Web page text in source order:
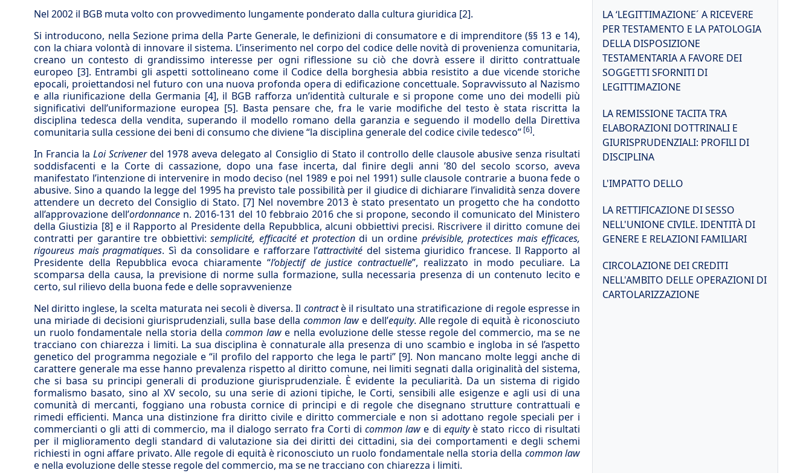
Nel 2002 il BGB muta volto con provvedimento lungamente ponderato dalla cultura giuridica [2].
Si introducono, nella Sezione prima della Parte Generale, le definizioni di consumatore e di imprenditore (§§ 13 e 14),
con la chiara volontà di innovare il sistema. L’inserimento nel corpo del codice delle novità di provenienza comunitaria,
creano un contesto di grandissimo interesse per ogni riflessione su ciò che dovrà essere il diritto contrattuale
europeo [3]. Entrambi gli aspetti sottolineano come il Codice della borghesia abbia resistito a due vicende storiche
epocali, proiettandosi nel futuro con una nuova profonda opera di edificazione concettuale. Sopravvissuto al Nazismo
e alla riunificazione della Germania [4], il BGB rafforza un’identità culturale e si propone come uno dei modelli più
significativi dell’uniformazione europea [5]. Basta pensare che, fra le varie modifiche del testo è stata riscritta la
disciplina tedesca della vendita, superando il modello romano della garanzia e seguendo il modello della Direttiva
comunitaria sulla cessione dei beni di consumo che diviene “la disciplina generale del codice civile tedesco” [6].
In Francia laLoi Scrivenerdel 1978 aveva delegato al Consiglio di Stato il controllo delle clausole abusive senza risultati
soddisfacenti e la Corte di cassazione, dopo una fase incerta, dal finire degli anni ’80 del secolo scorso, aveva
manifestato l’intenzione di intervenire in modo deciso (nel 1989 e poi nel 1991) sulle clausole contrarie a buona fede o
abusive. Sino a quando la legge del 1995 ha previsto tale possibilità per il giudice di dichiarare l’invalidità senza dovere
attendere un decreto del Consiglio di Stato. [7] Nel novembre 2013 è stato presentato un progetto che ha condotto
all’approvazione dell’ordonnance n. 2016-131 del 10 febbraio 2016 che si propone, secondo il comunicato del Ministero
della Giustizia [8] e il Rapporto al Presidente della Repubblica, alcuni obbiettivi precisi. Riscrivere il diritto comune dei
contratti per garantire tre obbiettivi:semplicité, efficacité et protectiondi un ordine prévisible, protectices mais efficaces,
rigoureus mais pragmatiques. Sì da consolidare e rafforzare l’attractivité del sistema giuridico francese. Il Rapporto al
Presidente della Repubblica evoca chiaramente “l’objectif de justice contractuelle”, realizzato in modo peculiare. La
scomparsa della causa, la previsione di norme sulla formazione, sulla necessaria presenza di un contenuto lecito e
certo, sul rilievo della buona fede e delle sopravvenienze
Nel diritto inglese, la scelta maturata nei secoli è diversa. Il contractè il risultato una stratificazione di regole espresse in
una miriade di decisioni giurisprudenziali, sulla base dellacommon lawe dell’equity. Alle regole di equità è riconosciuto
un ruolo fondamentale nella storia dellacommon lawe nella evoluzione delle stesse regole del commercio, ma se ne
tracciano con chiarezza i limiti. La sua disciplina è connaturale alla presenza di uno scambio e ingloba in sé l’aspetto
genetico del programma negoziale e “il profilo del rapporto che lega le parti” [9]. Non mancano molte leggi anche di
carattere generale ma esse hanno prevalenza rispetto al diritto comune, nei limiti segnati dalla originalità del sistema,
che si basa su principi generali di produzione giurisprudenziale. È evidente la peculiarità. Da un sistema di rigido
formalismo basato, sino al XV secolo, su una serie di azioni tipiche, le Corti, sensibili alle esigenze e agli usi di una
comunità di mercanti, foggiano una robusta cornice di principi e di regole che disegnano strutture contrattuali e
rimedi efficienti. Manca una distinzione fra diritto civile e diritto commerciale e non si adottano regole speciali per i
commercianti o gli atti di commercio, ma il dialogo serrato fra Corti di common law e di equityè stato ricco di risultati
per il miglioramento degli standard di valutazione sia dei diritti dei cittadini, sia dei comportamenti e degli schemi
richiesti in ogni affare privato. Alle regole di equità è riconosciuto un ruolo fondamentale nella storia della common law
e nella evoluzione delle stesse regole del commercio, ma se ne tracciano con chiarezza i limiti.
LA ‘LEGITTIMAZIONE´ A RICEVERE
PER TESTAMENTO E LA PATOLOGIA
DELLA DISPOSIZIONE
TESTAMENTARIA A FAVORE DEI
SOGGETTI SFORNITI DI
LEGITTIMAZIONE
LA REMISSIONE TACITA TRA
ELABORAZIONI DOTTRINALI E
GIURISPRUDENZIALI: PROFILI DI
DISCIPLINA
L'IMPATTO DELLO
LA RETTIFICAZIONE DI SESSO
NELL'UNIONE CIVILE. IDENTITÀ DI
GENERE E RELAZIONI FAMILIARI
CIRCOLAZIONE DEI CREDITI
NELL'AMBITO DELLE OPERAZIONI DI
CARTOLARIZZAZIONE